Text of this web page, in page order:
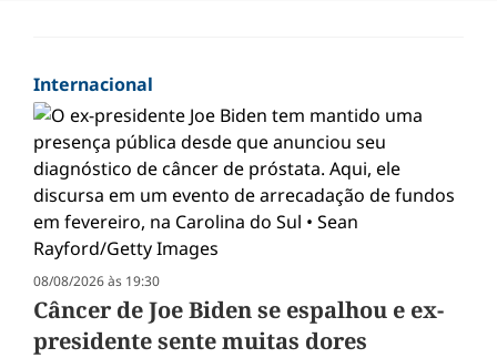
Internacional
08/08/2026 às 19:30
Câncer de Joe Biden se espalhou e ex-
presidente sente muitas dores